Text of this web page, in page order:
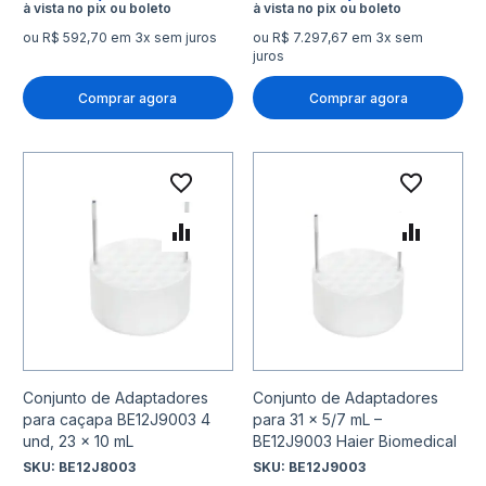
ou R$ 592,70 em 3x sem juros
Comprar agora
ou R$ 7.297,67 em 3x sem
juros
Comprar agora
Conjunto de Adaptadores
para caçapa BE12J9003 4
und, 23 x 10 mL
SKU: BE12J8003
Adicionar à lista de
Adicionar para Comparar
Conjunto de Adaptadores
para 31 x 5/7 mL –
BE12J9003 Haier Biomedical
SKU: BE12J9003